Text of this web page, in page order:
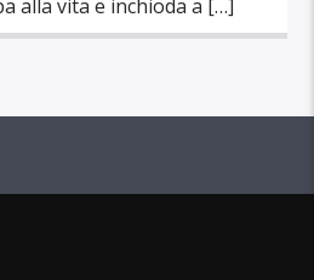
alla vita e inchioda a […]